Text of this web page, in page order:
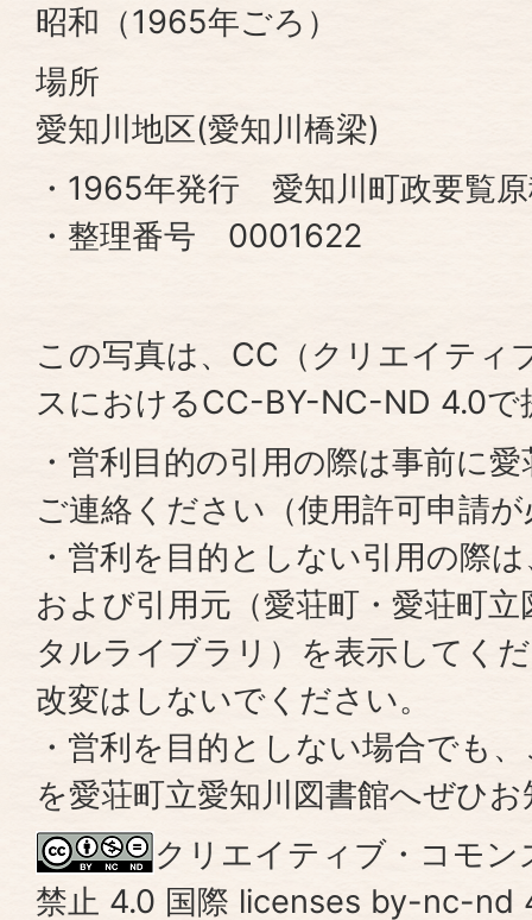
昭和（1965年ごろ）
場所
愛知川地区(愛知川橋梁)
・1965年発行 愛知川町政要覧
・整理番号 0001622
この写真は、CC（クリエイティ
スにおけるCC-BY-NC-ND 4.0で
・営利目的の引用の際は事前に
ご連絡ください（使用許可申請
・営利を目的としない引用の際
および引用元（愛荘町・愛荘町
タルライブラリ）を表示してく
改変はしないでください。
・営利を目的としない場合でも
を愛荘町立愛知川図書館へぜひ
クリエイティブ・コモ
禁止 4.0 国際 licenses by-nc-nd